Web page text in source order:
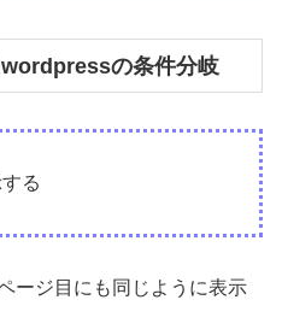
の条件分岐
る
ージ目にも同じように表示